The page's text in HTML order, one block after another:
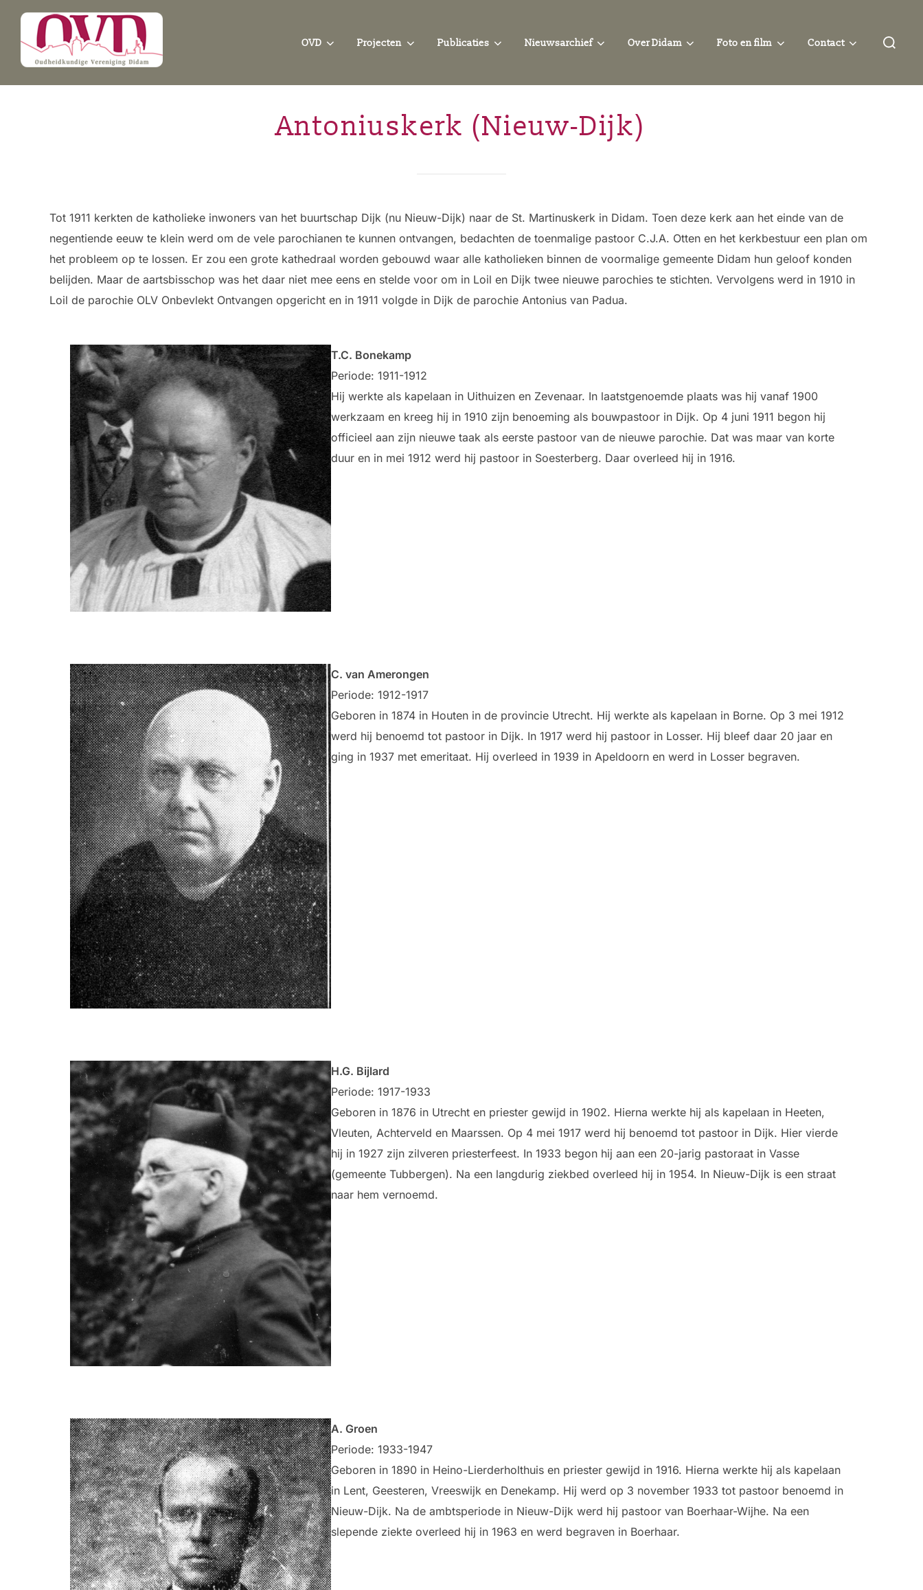
inhoud
OVD Projecten Publicaties Nieuwsarchief Over Didam Foto en film Contact
Zoek
Antoniuskerk (Nieuw-Dijk)
Tot 1911 kerkten de katholieke inwoners van het buurtschap Dijk (nu Nieuw-Dijk) naar de St. Martinuskerk in Didam. Toen deze kerk aan het einde van de
negentiende eeuw te klein werd om de vele parochianen te kunnen ontvangen, bedachten de toenmalige pastoor C.J.A. Otten en het kerkbestuur een plan om
het probleem op te lossen. Er zou een grote kathedraal worden gebouwd waar alle katholieken binnen de voormalige gemeente Didam hun geloof konden
belijden. Maar de aartsbisschop was het daar niet mee eens en stelde voor om in Loil en Dijk twee nieuwe parochies te stichten. Vervolgens werd in 1910 in
Loil de parochie OLV Onbevlekt Ontvangen opgericht en in 1911 volgde in Dijk de parochie Antonius van Padua.
T.C. Bonekamp
Periode: 1911-1912
Hij werkte als kapelaan in Uithuizen en Zevenaar. In laatstgenoemde plaats was hij vanaf 1900
werkzaam en kreeg hij in 1910 zijn benoeming als bouwpastoor in Dijk. Op 4 juni 1911 begon hij
officieel aan zijn nieuwe taak als eerste pastoor van de nieuwe parochie. Dat was maar van korte
duur en in mei 1912 werd hij pastoor in Soesterberg. Daar overleed hij in 1916.
C. van Amerongen
Periode: 1912-1917
Geboren in 1874 in Houten in de provincie Utrecht. Hij werkte als kapelaan in Borne. Op 3 mei 1912
werd hij benoemd tot pastoor in Dijk. In 1917 werd hij pastoor in Losser. Hij bleef daar 20 jaar en
ging in 1937 met emeritaat. Hij overleed in 1939 in Apeldoorn en werd in Losser begraven.
H.G. Bijlard
Periode: 1917-1933
Geboren in 1876 in Utrecht en priester gewijd in 1902. Hierna werkte hij als kapelaan in Heeten,
Vleuten, Achterveld en Maarssen. Op 4 mei 1917 werd hij benoemd tot pastoor in Dijk. Hier vierde
hij in 1927 zijn zilveren priesterfeest. In 1933 begon hij aan een 20-jarig pastoraat in Vasse
(gemeente Tubbergen). Na een langdurig ziekbed overleed hij in 1954. In Nieuw-Dijk is een straat
naar hem vernoemd.
A. Groen
Periode: 1933-1947
Geboren in 1890 in Heino-Lierderholthuis en priester gewijd in 1916. Hierna werkte hij als kapelaan
in Lent, Geesteren, Vreeswijk en Denekamp. Hij werd op 3 november 1933 tot pastoor benoemd in
Nieuw-Dijk. Na de ambtsperiode in Nieuw-Dijk werd hij pastoor van Boerhaar-Wijhe. Na een
slepende ziekte overleed hij in 1963 en werd begraven in Boerhaar.